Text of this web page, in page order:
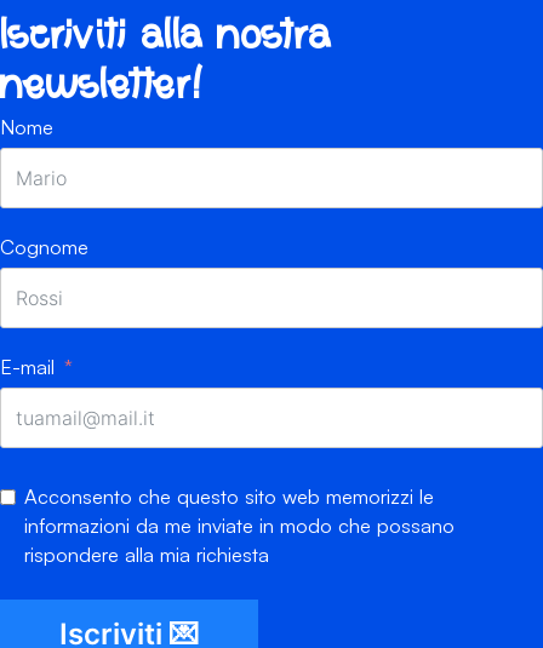
Iscriviti alla nostra
newsletter!
Nome
Cognome
E-mail
Acconsento che questo sito web memorizzi le
informazioni da me inviate in modo che possano
rispondere alla mia richiesta
Iscriviti 💌